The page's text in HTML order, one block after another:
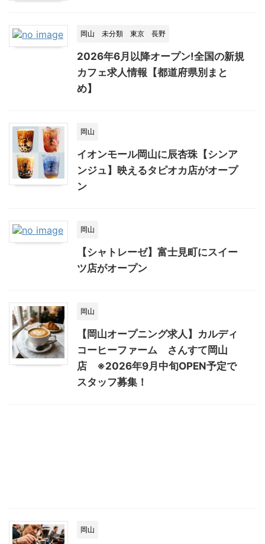
岡山 未分類 東京 長野
2026年6月以降オープン!全国の新規
カフェ求人情報【都道府県別まと
め】
岡山
イオンモール岡山に辰杏珠【シンア
ンジュ】映えるタピオカ店がオープ
ン
岡山
【シャトレーゼ】富士見町にスイー
ツ店がオープン
岡山
【岡山オープニング求人】カルディ
コーヒーファーム さんすて岡山
店 ※2026年9月中旬OPEN予定で
スタッフ募集！
岡山